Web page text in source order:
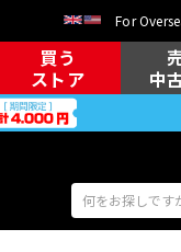
For
買う
ストア
中